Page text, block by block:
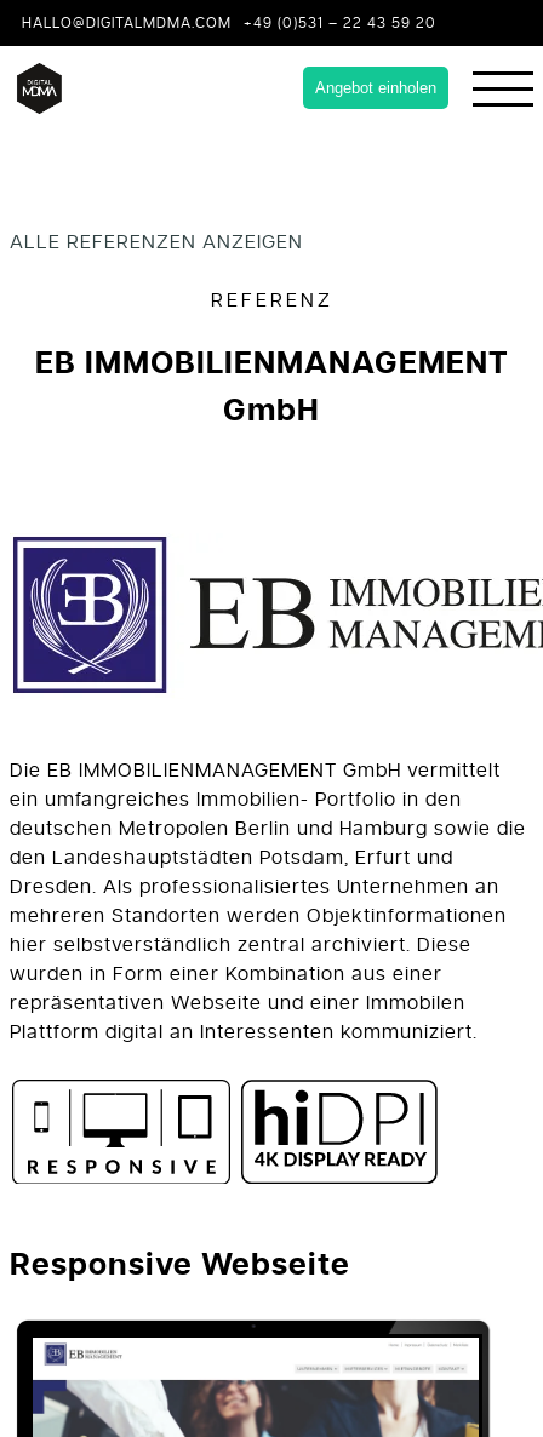
HALLO@DIGITALMDMA.COM +49 (0)531 – 22 43 59 20
Angebot einholen
ALLE REFERENZEN ANZEIGEN
REFERENZ
EB IMMOBILIENMANAGEMENT
GmbH
Die EB IMMOBILIENMANAGEMENT GmbH vermittelt
ein umfangreiches Immobilien- Portfolio in den
deutschen Metropolen Berlin und Hamburg sowie die
den Landeshauptstädten Potsdam, Erfurt und
Dresden. Als professionalisiertes Unternehmen an
mehreren Standorten werden Objektinformationen
hier selbstverständlich zentral archiviert. Diese
wurden in Form einer Kombination aus einer
repräsentativen Webseite und einer Immobilen
Plattform digital an Interessenten kommuniziert.
Responsive Webseite